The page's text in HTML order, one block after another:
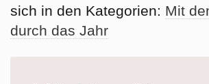
sich in den Kategorien: Mit
durch das Jahr